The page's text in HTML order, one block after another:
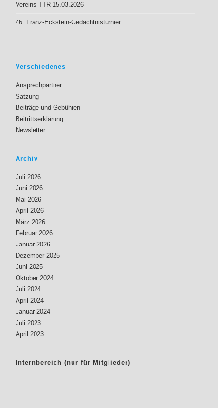
Vereins TTR 15.03.2026
46. Franz-Eckstein-Gedächtnisturnier
Verschiedenes
Ansprechpartner
Satzung
Beiträge und Gebühren
Beitrittserklärung
Newsletter
Archiv
Juli 2026
Juni 2026
Mai 2026
April 2026
März 2026
Februar 2026
Januar 2026
Dezember 2025
Juni 2025
Oktober 2024
Juli 2024
April 2024
Januar 2024
Juli 2023
April 2023
Internbereich (nur für Mitglieder)